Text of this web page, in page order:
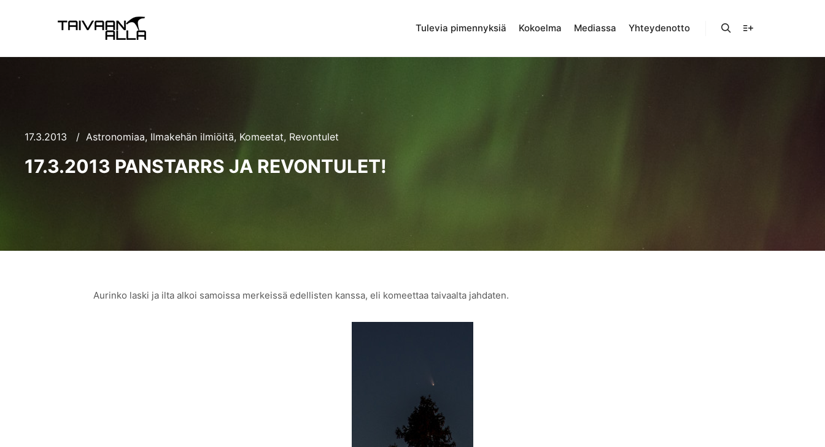
Tulevia pimennyksiä Kokoelma Mediassa Yhteydenotto
17.3.2013 Astronomiaa, Ilmakehän ilmiöitä, Komeetat, Revontulet
17.3.2013 PANSTARRS JA REVONTULET!
Aurinko laski ja ilta alkoi samoissa merkeissä edellisten kanssa, eli komeettaa taivaalta jahdaten.